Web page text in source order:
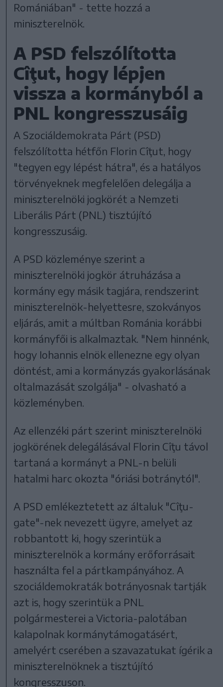
Romániában" - tette hozzá a
miniszterelnök.
A PSD felszólította
Cîţut, hogy lépjen
vissza a kormányból a
PNL kongresszusáig
A Szociáldemokrata Párt (PSD)
felszólította hétfőn Florin Cîţut, hogy
"tegyen egy lépést hátra", és a hatályos
törvényeknek megfelelően delegálja a
miniszterelnöki jogkörét a Nemzeti
Liberális Párt (PNL) tisztújító
kongresszusáig.
A PSD közleménye szerint a
miniszterelnöki jogkör átruházása a
kormány egy másik tagjára, rendszerint
miniszterelnök-helyettesre, szokványos
eljárás, amit a múltban Románia korábbi
kormányfői is alkalmaztak. "Nem hinnénk,
hogy Iohannis elnök ellenezne egy olyan
döntést, ami a kormányzás gyakorlásának
oltalmazását szolgálja" - olvasható a
közleményben.
Az ellenzéki párt szerint miniszterelnöki
jogkörének delegálásával Florin Cîţu távol
tartaná a kormányt a PNL-n belüli
hatalmi harc okozta "óriási botránytól".
A PSD emlékeztetett az általuk "Cîţu-
gate"-nek nevezett ügyre, amelyet az
robbantott ki, hogy szerintük a
miniszterelnök a kormány erőforrásait
használta fel a pártkampányához. A
szociáldemokraták botrányosnak tartják
azt is, hogy szerintük a PNL
polgármesterei a Victoria-palotában
kalapolnak kormánytámogatásért,
amelyért cserében a szavazatukat ígérik a
miniszterelnöknek a tisztújító
kongresszuson.